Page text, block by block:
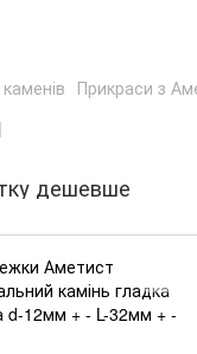
Прикраси з
дешевше